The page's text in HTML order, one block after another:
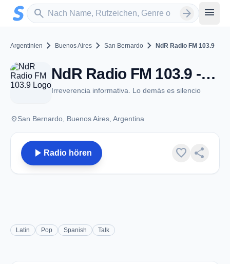
Zum Hauptinhalt springen
search
Sender suchen arrow_forward menu
Argentinien chevron_right Buenos Aires chevron_right San Bernardo chevron_right NdR Radio FM 103.9
NdR Radio FM 103.9 - FM 103.9 - San Bernardo
Irreverencia informativa. Lo demás es silencio
placeSan Bernardo, Buenos Aires, Argentina
play_arrow Radio hören favorite share
Latin Pop Spanish Talk